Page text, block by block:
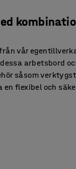
vår
arbetsbord
såsom
flexibel och